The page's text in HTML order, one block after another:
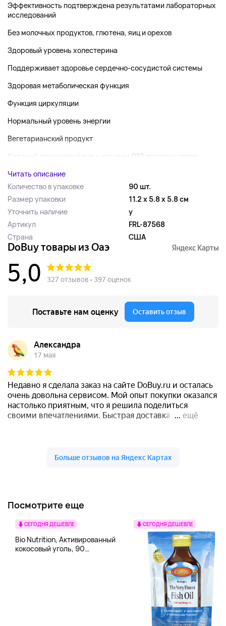
Эффективность подтверждена результатами лабораторных
исследований
Без молочных продуктов, глютена, яиц и орехов
Здоровый уровень холестерина
Поддерживает здоровье сердечно-сосудистой системы
Здоровая метаболическая функция
Функция циркуляции
Нормальный уровень энергии
Вегетарианский продукт
Красный дрожжевой рис + коэнзим Q10 поддерживает...
Читать описание
Количество в упаковке
90 шт.
Размер упаковки
11.2 x 5.8 x 5.8 см
Уточнить наличие
y
Артикул
FRL-87568
Страна
США
Посмотрите еще
СЕГОДНЯ ДЕШЕВЛЕ
Bio Nutrition, Активированный
кокосовый уголь, 90
СЕГОДНЯ ДЕШЕВЛЕ